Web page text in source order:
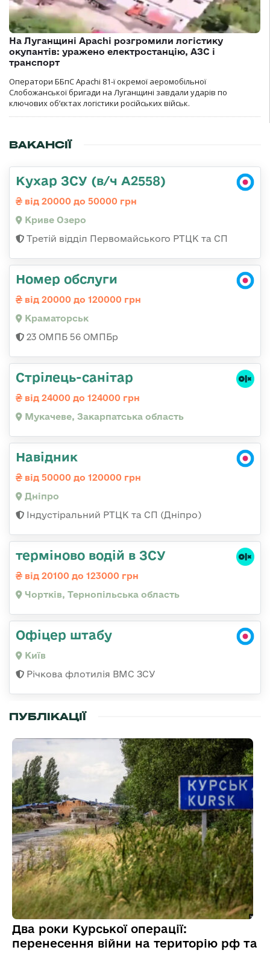
На Луганщині Apachi розгромили логістику
окупантів: уражено електростанцію, АЗС і
транспорт
Оператори ББпС Apachi 81-ї окремої аеромобільної
Слобожанської бригади на Луганщині завдали ударів по
ключових об’єктах логістики російських військ.
ВАКАНСІЇ
Кухар ЗСУ (в/ч А2558)
від 20000 до 50000 грн
Криве Озеро
Третій відділ Первомайського РТЦК та СП
Номер обслуги
від 20000 до 120000 грн
Краматорськ
23 ОМПБ 56 ОМПБр
Стрілець-санітар
від 24000 до 124000 грн
Мукачеве, Закарпатська область
Навідник
від 50000 до 120000 грн
Дніпро
Індустіральний РТЦК та СП (Дніпро)
терміново водій в ЗСУ
від 20100 до 123000 грн
Чортків, Тернопільська область
Офіцер штабу
Київ
Річкова флотилія ВМС ЗСУ
ПУБЛІКАЦІЇ
Два роки Курської операції:
перенесення війни на територію рф та